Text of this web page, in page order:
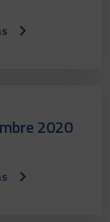
2020